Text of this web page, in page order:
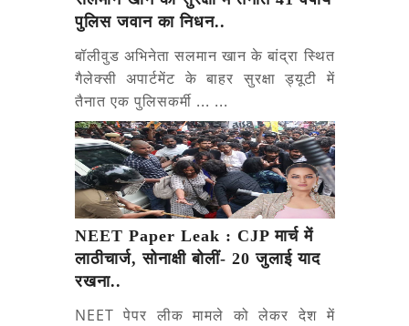
पुलिस जवान का निधन..
बॉलीवुड अभिनेता सलमान खान के बांद्रा स्थित
गैलेक्सी अपार्टमेंट के बाहर सुरक्षा ड्यूटी में
तैनात एक पुलिसकर्मी ... ...
NEET Paper Leak : CJP मार्च में
लाठीचार्ज, सोनाक्षी बोलीं- 20 जुलाई याद
रखना..
NEET पेपर लीक मामले को लेकर देश में